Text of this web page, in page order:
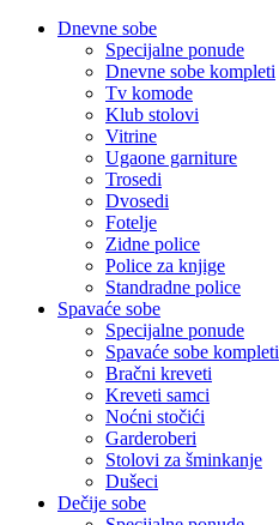
Dnevne sobe
Specijalne ponude
Dnevne sobe kompleti
Tv komode
Klub stolovi
Vitrine
Ugaone garniture
Trosedi
Dvosedi
Fotelje
Zidne police
Police za knjige
Standradne police
Spavaće sobe
Specijalne ponude
Spavaće sobe kompleti
Bračni kreveti
Kreveti samci
Noćni stočići
Garderoberi
Stolovi za šminkanje
Dušeci
Dečije sobe